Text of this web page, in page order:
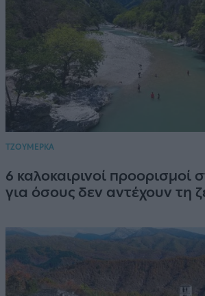
ΤΖΟΥΜΕΡΚΑ
6 καλοκαιρινοί προορισμοί
για όσους δεν αντέχουν τη